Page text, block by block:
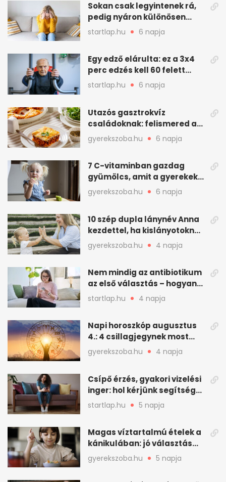
Sokan csak legyintenek rá,
pedig nyáron különösen
gyakran jelentkezik ez a
kellemetlen betegség
startlap.hu 6 napja
Egy edző elárulta: ez a 3x4
perc edzés kell 60 felett
mindenkinek
startlap.hu 6 napja
Utazós gasztrokvíz
családoknak: felismered az
asadót és társait?
gyerekszoba.hu 6 napja
7 C-vitaminban gazdag
gyümölcs, amit a gyerekek
is szívesen megesznek
gyerekszoba.hu 6 napja
10 szép dupla lánynév Anna
kezdettel, ha kislányotoknak
kerestek nevet
gyerekszoba.hu 4 napja
Nem mindig az antibiotikum
az első választás – hogyan
kezeljük a felfázást? (x)
startlap.hu 4 napja
Napi horoszkóp augusztus
4.: 4 csillagjegynek most
minden összejön
gyerekszoba.hu 4 napja
Csípő érzés, gyakori vizelési
inger: hol kérjünk segítséget
felfázás esetén?
startlap.hu 5 napja
Magas víztartalmú ételek a
kánikulában: jó választás
gyerekeknek
gyerekszoba.hu 5 napja